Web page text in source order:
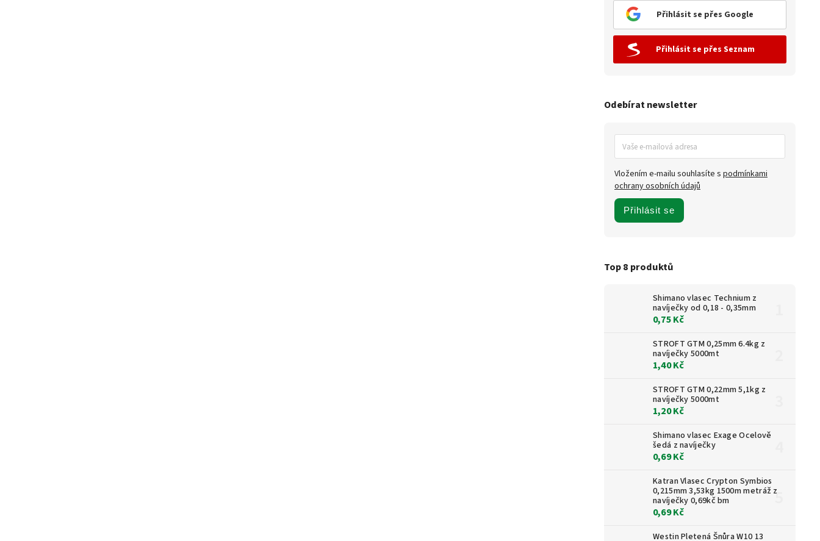
Přihlásit se přes Google
Přihlásit se přes Seznam
Odebírat newsletter
Vložením e-mailu souhlasíte s podmínkami
ochrany osobních údajů
Přihlásit se
Top 8 produktů
Shimano vlasec Technium z
navíječky od 0,18 - 0,35mm
0,75 Kč
STROFT GTM 0,25mm 6.4kg z
navíječky 5000mt
1,40 Kč
STROFT GTM 0,22mm 5,1kg z
navíječky 5000mt
1,20 Kč
Shimano vlasec Exage Ocelově
šedá z navíječky
0,69 Kč
Katran Vlasec Crypton Symbios
0,215mm 3,53kg 1500m metráž z
navíječky 0,69kč bm
0,69 Kč
Westin Pletená Šnůra W10 13